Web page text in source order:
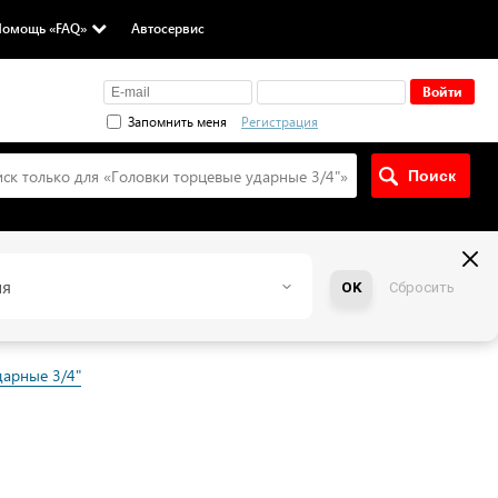
«FAQ» Автосервис
Запомнить меня Регистрация
только для «Головки торцевые ударные 3/4"»
OK Сбросить
3/4"